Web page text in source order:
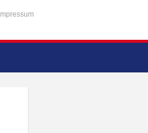
Impressum